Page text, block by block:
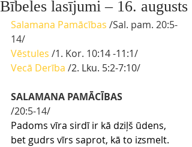
Bībeles lasījumi – 16. augusts
Salamana Pamācības /Sal. pam. 20:5-
14/
Vēstules /1. Kor. 10:14 -11:1/
Vecā Derība /2. Lku. 5:2-7:10/
SALAMANA PAMĀCĪBAS
/20:5-14/
Padoms vīra sirdī ir kā dziļš ūdens,
bet gudrs vīrs saprot, kā to izsmelt.